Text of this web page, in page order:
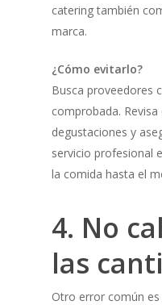
catering también
marca.
¿Cómo evitarlo?
Busca proveedores
comprobada.
degustaciones y
servicio profesional
la comida hasta el
4. No
las
Otro error común